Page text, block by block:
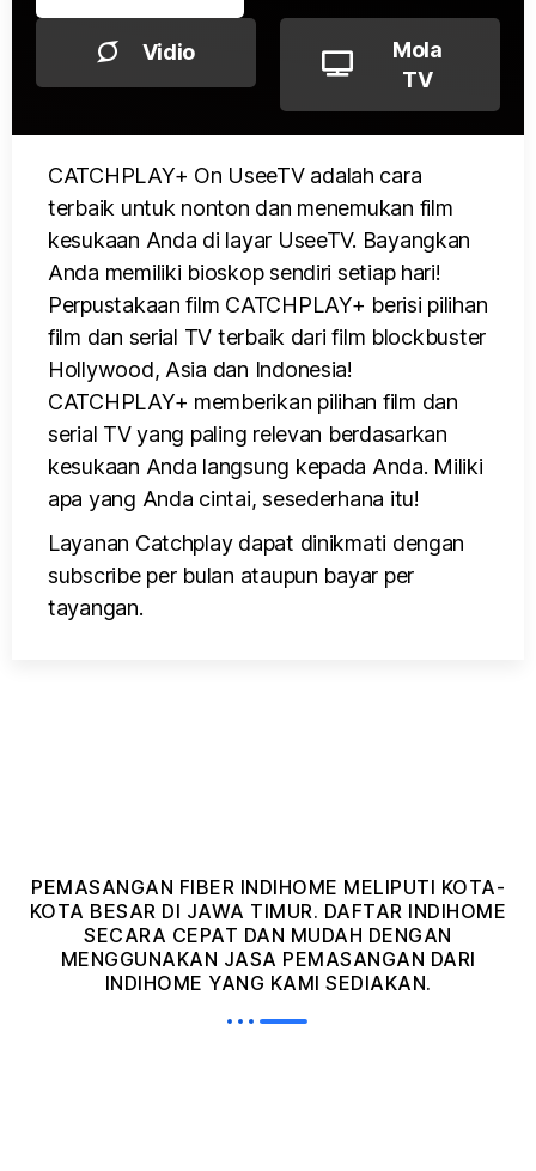
Vidio
Mola
TV
CATCHPLAY+ On UseeTV adalah cara
terbaik untuk nonton dan menemukan film
kesukaan Anda di layar UseeTV. Bayangkan
Anda memiliki bioskop sendiri setiap hari!
Perpustakaan film CATCHPLAY+ berisi pilihan
film dan serial TV terbaik dari film blockbuster
Hollywood, Asia dan Indonesia!
CATCHPLAY+ memberikan pilihan film dan
serial TV yang paling relevan berdasarkan
kesukaan Anda langsung kepada Anda. Miliki
apa yang Anda cintai, sesederhana itu!
Layanan Catchplay dapat dinikmati dengan
subscribe per bulan ataupun bayar per
tayangan.
PEMASANGAN FIBER INDIHOME MELIPUTI KOTA-
KOTA BESAR DI JAWA TIMUR. DAFTAR INDIHOME
SECARA CEPAT DAN MUDAH DENGAN
MENGGUNAKAN JASA PEMASANGAN DARI
INDIHOME YANG KAMI SEDIAKAN.